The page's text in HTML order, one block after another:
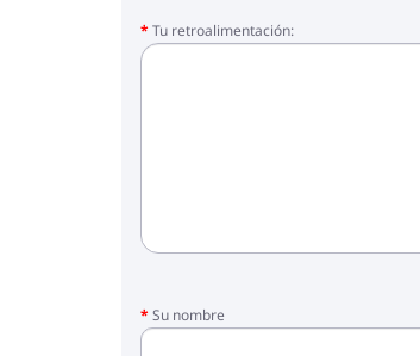
Tu retroalimentación:
Su nombre